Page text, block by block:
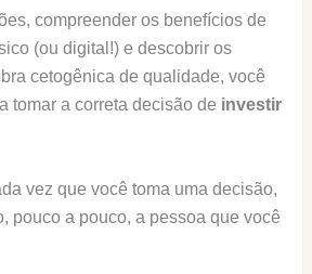
compreender os benefícios de
(ou digital!) e descobrir os
cetogênica de qualidade, você
tomar a correta decisão de investir
vez que você toma uma decisão,
pouco a pouco, a pessoa que você